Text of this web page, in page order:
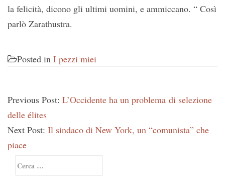
la felicità, dicono gli ultimi uomini, e ammiccano. “ Così
parlò Zarathustra.
Posted in I pezzi miei
Previous Post: L’Occidente ha un problema di selezione
delle élites
Next Post: Il sindaco di New York, un “comunista” che
piace
Sidebar
per: